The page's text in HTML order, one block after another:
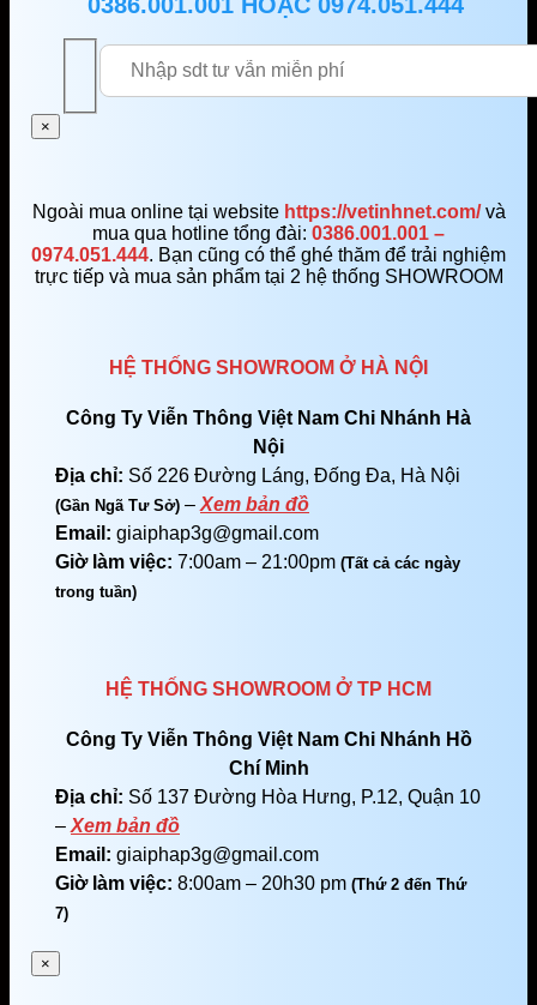
×
Ngoài mua online tại website https://vetinhnet.com/và
mua qua hotline tổng đài: 0386.001.001 –
0974.051.444. Bạn cũng có thể ghé thăm để trải nghiệm
trực tiếp và mua sản phẩm tại 2 hệ thống SHOWROOM
HỆ THỐNG SHOWROOM Ở HÀ NỘI
Công Ty Viễn Thông Việt Nam Chi Nhánh Hà
Nội
Địa chỉ: Số 226 Đường Láng, Đống Đa, Hà Nội
(Gần Ngã Tư Sở) – Xem bản đồ
Email: giaiphap3g@gmail.com
Giờ làm việc: 7:00am – 21:00pm (Tất cả các ngày
trong tuần)
HỆ THỐNG SHOWROOM Ở TP HCM
Công Ty Viễn Thông Việt Nam Chi Nhánh Hồ
Chí Minh
Địa chỉ: Số 137 Đường Hòa Hưng, P.12, Quận 10
–Xem bản đồ
Email: giaiphap3g@gmail.com
Giờ làm việc: 8:00am – 20h30 pm (Thứ 2 đến Thứ
7)
×